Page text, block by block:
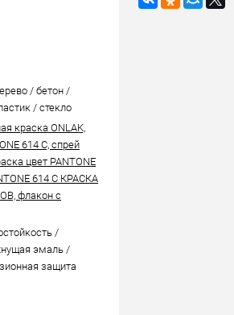
/ бетон /
/ стекло
краска ONLAK,
614 C, спрей
цвет PANTONE
614 C КРАСКА
флакон с
/
эмаль /
защита